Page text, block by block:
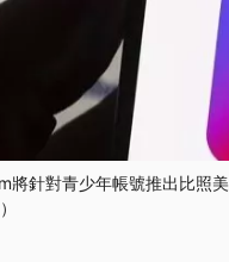
將針對青少年帳號推出比照